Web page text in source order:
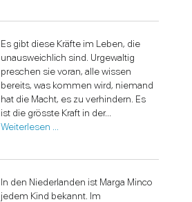
Es gibt diese Kräfte im Leben, die
unausweichlich sind. Urgewaltig
preschen sie voran, alle wissen
bereits, was kommen wird, niemand
hat die Macht, es zu verhindern. Es
ist die grösste Kraft in der...
Weiterlesen …
In den Niederlanden ist Marga Minco
jedem Kind bekannt. Im